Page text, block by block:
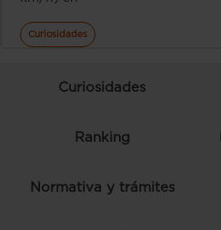
Curiosidades
Curiosidades
Ranking
Normativa y trámites